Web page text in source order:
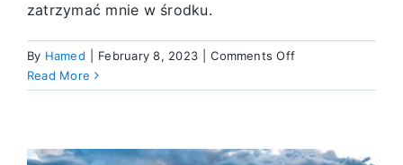
zatrzymać mnie w środku.
By Hamed February 8, 2023 Comments Offon
kieruje
upadkami
Read More